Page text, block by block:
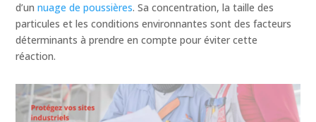
d’unnuage de poussières. Sa concentration, la taille des
particules et les conditions environnantes sont des facteurs
déterminants à prendre en compte pour éviter cette
réaction.